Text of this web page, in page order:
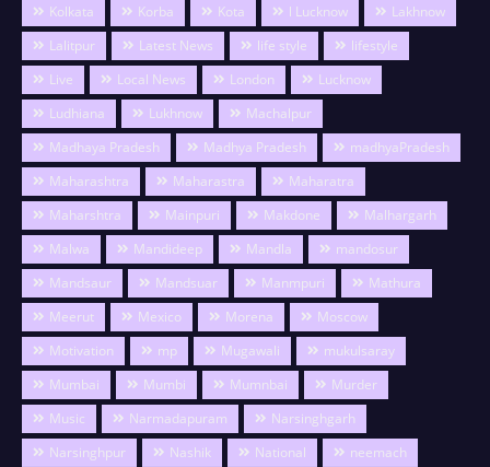
Kolkata
Korba Kota l Lucknow
Lakhnow
Lalitpur
Latest News life style
lifestyle
Live
Local News London
Lucknow
Ludhiana
Lukhnow
Machalpur
Madhaya Pradesh
Madhya Pradesh
madhyaPradesh
Maharashtra
Maharastra
Maharatra
Maharshtra
Mainpuri Makdone
Malhargarh
Malwa
Mandideep Mandla
mandosur
Mandsaur
Mandsuar Manmpuri
Mathura
Meerut
Mexico Morena
Moscow
Motivation
mp Mugawali
mukulsaray
Mumbai
Mumbi Mumnbai
Murder
Music
Narmadapuram
Narsinghgarh
Narsinghpur
Nashik National
neemach